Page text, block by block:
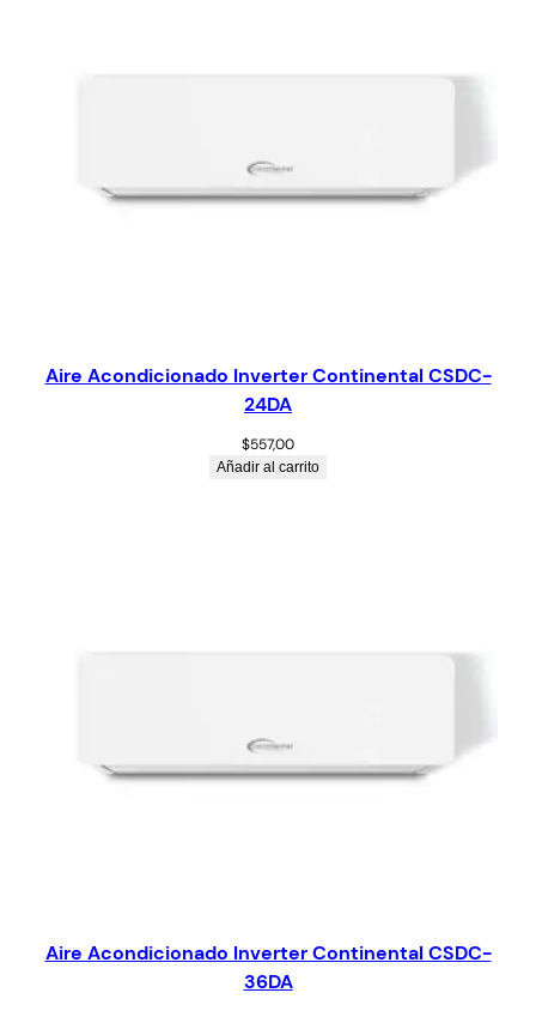
Aire Acondicionado Inverter Continental CSDC-
24DA
$557,00
Añadir al carrito
Aire Acondicionado Inverter Continental CSDC-
36DA